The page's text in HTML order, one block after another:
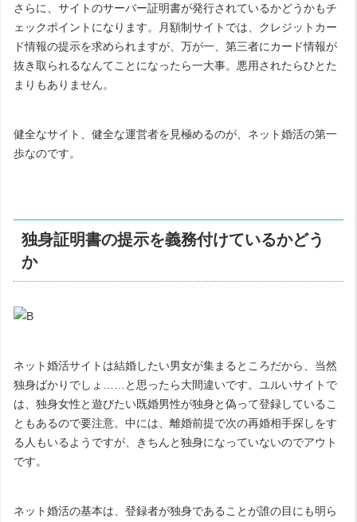
さらに、サイトのサーバー証明書が発行されているかどうかもチ
ェックポイントになります。月額制サイトでは、クレジットカー
ド情報の提示を求められますが、万が一、第三者にカード情報が
抜き取られるなんてことになったら一大事。悪用されたらひとた
まりもありません。
健全なサイト、健全な運営者を見極めるのが、ネット婚活の第一
歩なのです。
独身証明書の提示を義務付けているかどう
か
ネット婚活サイトは結婚したい男女が集まるところだから、当然
独身ばかりでしょ……と思ったら大間違いです。ユルいサイトで
は、独身女性と遊びたい既婚男性が独身と偽って登録しているこ
ともあるので要注意。中には、離婚前提で次の再婚相手探しをす
る人もいるようですが、きちんと独身になっていないのでアウト
です。
ネット婚活の基本は、登録者が独身であることが誰の目にも明ら